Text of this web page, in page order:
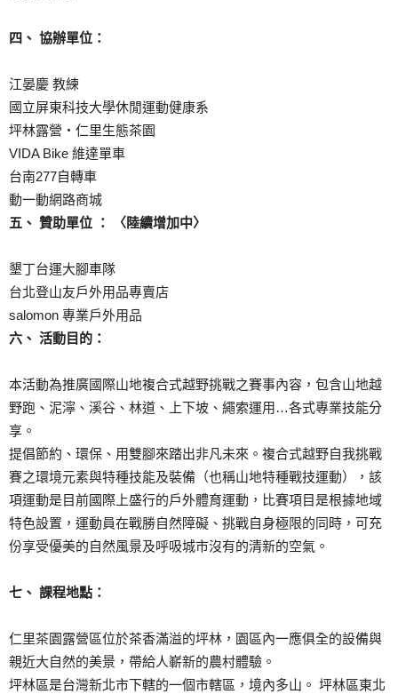
四、 協辦單位：
江晏慶 教練
國立屏東科技大學休閒運動健康系
坪林露營‧仁里生態茶園
VIDA Bike 維達單車
台南277自轉車
動一動網路商城
五、 贊助單位 ： 〈陸續增加中〉
墾丁台運大腳車隊
台北登山友戶外用品專賣店
salomon 專業戶外用品
六、 活動目的：
本活動為推廣國際山地複合式越野挑戰之賽事內容，包含山地越
野跑、泥濘、溪谷、林道、上下坡、繩索運用…各式專業技能分
享。
提倡節約、環保、用雙腳來踏出非凡未來。複合式越野自我挑戰
賽之環境元素與特種技能及裝備（也稱山地特種戰技運動），該
項運動是目前國際上盛行的戶外體育運動，比賽項目是根據地域
特色設置，運動員在戰勝自然障礙、挑戰自身極限的同時，可充
份享受優美的自然風景及呼吸城市沒有的清新的空氣。
七、 課程地點：
仁里茶園露營區位於茶香滿溢的坪林，園區內一應俱全的設備與
親近大自然的美景，帶給人嶄新的農村體驗。
坪林區是台灣新北市下轄的一個市轄區，境內多山。 坪林區東北